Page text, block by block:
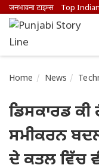
जनभावना टाइम्स Top
Home News
ਡਿਸਕਾਰਡ
ਸਮੀਕਰਨ
ਦੇ ਕਤਲ ਵਿੱਚ